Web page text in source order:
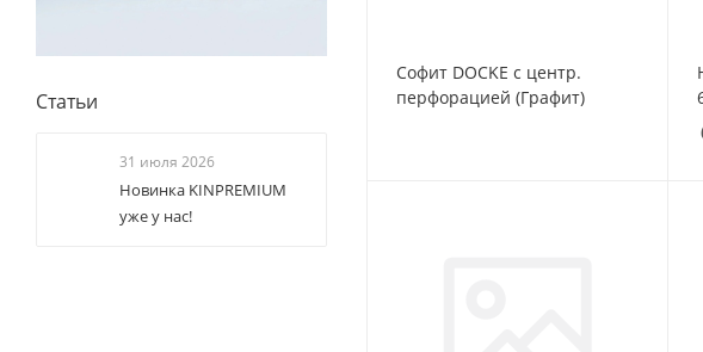
Софит DOCKE с центр.
перфорацией (Графит)
Статьи
31 июля 2026
Новинка KINPREMIUM
уже у нас!